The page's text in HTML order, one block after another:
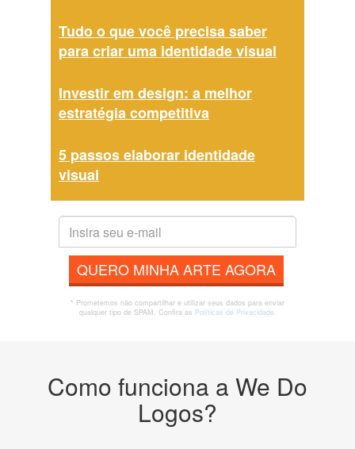
Tudo o que você precisa saber
para criar uma identidade visual
Investir em design: a melhor
estratégia competitiva
5 passos elaborar identidade
visual
QUERO MINHA ARTE AGORA
* Prometemos não compartilhar e utilizar seus dados para enviar
qualquer tipo de SPAM. Confira as Políticas de Privacidade.
Como funciona a We Do
Logos?